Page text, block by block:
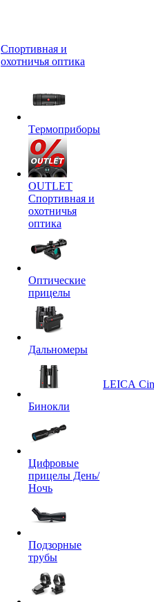
Спортивная и
охотничья оптика
Tермоприборы
OUTLET
Спортивная и
охотничья
оптика
Оптические
прицелы
Дальномеры
Бинокли
Цифровые
прицелы День/
Ночь
Подзорные
трубы
LEICA